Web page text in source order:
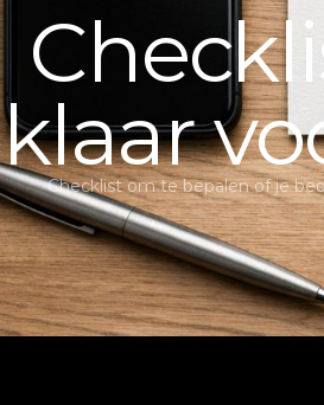
klaar
Checklist om te bepalen of je